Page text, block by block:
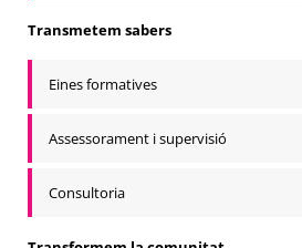
Transmetem sabers
Eines formatives
Assessorament i supervisió
Consultoria